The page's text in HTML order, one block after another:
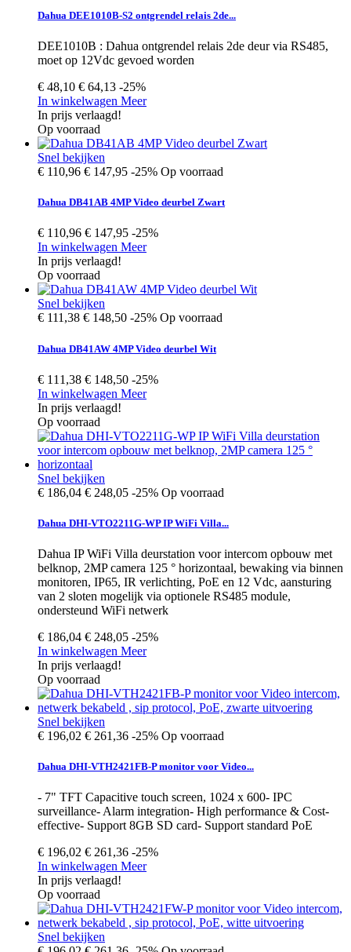
Dahua DEE1010B-S2 ontgrendel relais 2de...
DEE1010B : Dahua ontgrendel relais 2de deur via RS485,
moet op 12Vdc gevoed worden
€ 48,10 € 64,13 -25%
In winkelwagen Meer
In prijs verlaagd!
Op voorraad
Snel bekijken
€ 110,96 € 147,95 -25% Op voorraad
Dahua DB41AB 4MP Video deurbel Zwart
€ 110,96 € 147,95 -25%
In winkelwagen Meer
In prijs verlaagd!
Op voorraad
Snel bekijken
€ 111,38 € 148,50 -25% Op voorraad
Dahua DB41AW 4MP Video deurbel Wit
€ 111,38 € 148,50 -25%
In winkelwagen Meer
In prijs verlaagd!
Op voorraad
Snel bekijken
€ 186,04 € 248,05 -25% Op voorraad
Dahua DHI-VTO2211G-WP IP WiFi Villa...
Dahua IP WiFi Villa deurstation voor intercom opbouw met
belknop, 2MP camera 125 ° horizontaal, bewaking via binnen
monitoren, IP65, IR verlichting, PoE en 12 Vdc, aansturing
van 2 sloten mogelijk via optionele RS485 module,
ondersteund WiFi netwerk
€ 186,04 € 248,05 -25%
In winkelwagen Meer
In prijs verlaagd!
Op voorraad
Snel bekijken
€ 196,02 € 261,36 -25% Op voorraad
Dahua DHI-VTH2421FB-P monitor voor Video...
- 7" TFT Capacitive touch screen, 1024 x 600- IPC
surveillance- Alarm integration- High performance & Cost-
effective- Support 8GB SD card- Support standard PoE
€ 196,02 € 261,36 -25%
In winkelwagen Meer
In prijs verlaagd!
Op voorraad
Snel bekijken